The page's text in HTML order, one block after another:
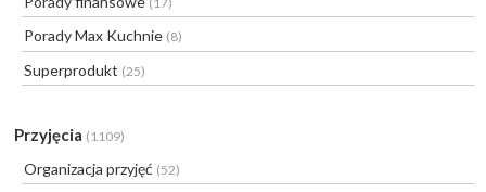
Porady Max Kuchnie (8)
Superprodukt (25)
Przyjęcia (1109)
Organizacja przyjęć (52)